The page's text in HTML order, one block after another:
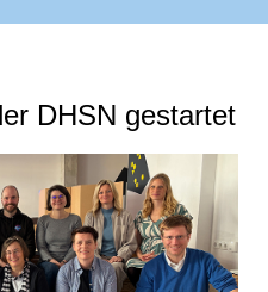
DHSN gestartet